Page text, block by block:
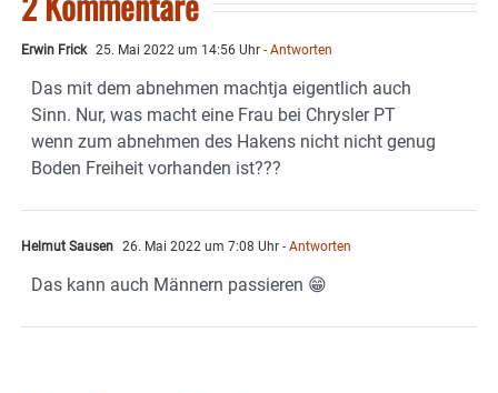
Erwin Frick 25. Mai 2022 um 14:56 Uhr - Antworten
Das mit dem abnehmen machtja eigentlich auch
Sinn. Nur, was macht eine Frau bei Chrysler PT
wenn zum abnehmen des Hakens nicht nicht genug
Boden Freiheit vorhanden ist???
Helmut Sausen 26. Mai 2022 um 7:08 Uhr - Antworten
Das kann auch Männern passieren 😁